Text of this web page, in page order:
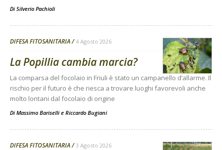
Di Silverio Pachioli
DIFESA FITOSANITARIA 4 Agosto 2026
La Popillia cambia marcia?
La comparsa del focolaio in Friuli è stato un campanello d’allarme. Il
rischio per il futuro è che riesca a trovare luoghi favorevoli anche
molto lontani dal focolaio di origine
Di Massimo Bariselli e Riccardo Bugiani
DIFESA FITOSANITARIA 3 Agosto 2026